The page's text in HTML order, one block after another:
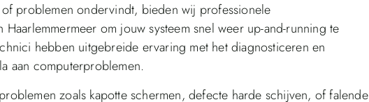
problemen ondervindt, bieden wij professionele
om jouw systeem snel weer up-and-running te
hebben uitgebreide ervaring met het diagnosticeren en
aan computerproblemen.
zoals kapotte schermen, defecte harde schijven, of falende